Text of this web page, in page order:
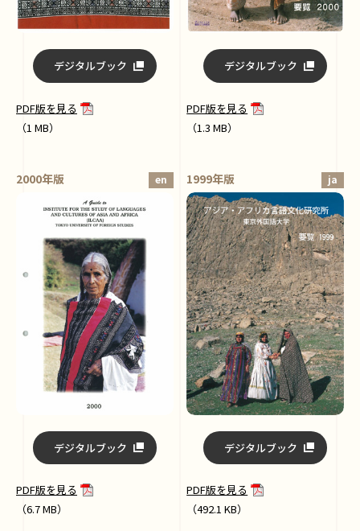
デジタルブック
PDF版を見る
（1 MB）
デジタルブック
PDF版を見る
（1.3 MB）
2000年版 en
デジタルブック
PDF版を見る
（6.7 MB）
1999年版 ja
デジタルブック
PDF版を見る
（492.1 KB）